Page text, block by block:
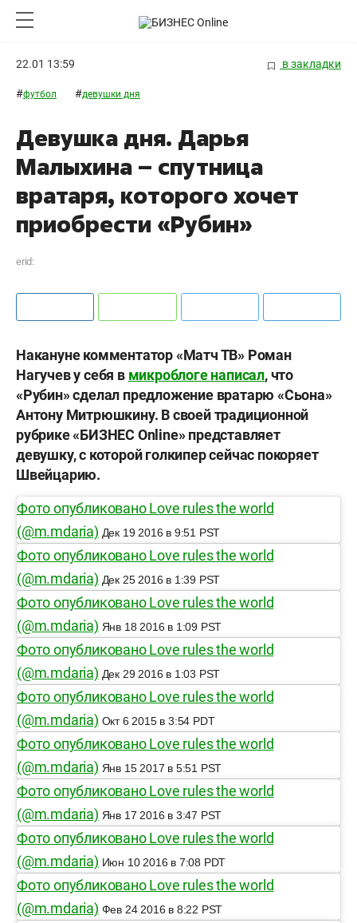
22.01 13:59 в закладки
#футбол #девушки дня
Девушка дня. Дарья
Малыхина – спутница
вратаря, которого хочет
приобрести «Рубин»
erid:
Накануне комментатор «Матч ТВ» Роман
Нагучев у себя в микроблоге написал, что
«Рубин» сделал предложение вратарю «Сьона»
Антону Митрюшкину. В своей традиционной
рубрике «БИЗНЕС Online» представляет
девушку, с которой голкипер сейчас покоряет
Швейцарию.
Фото опубликовано Love rules the world
(@m.mdaria) Дек 19 2016 в 9:51 PST
Фото опубликовано Love rules the world
(@m.mdaria) Дек 25 2016 в 1:39 PST
Фото опубликовано Love rules the world
(@m.mdaria) Янв 18 2016 в 1:09 PST
Фото опубликовано Love rules the world
(@m.mdaria) Дек 29 2016 в 1:03 PST
Фото опубликовано Love rules the world
(@m.mdaria) Окт 6 2015 в 3:54 PDT
Фото опубликовано Love rules the world
(@m.mdaria) Янв 15 2017 в 5:51 PST
Фото опубликовано Love rules the world
(@m.mdaria) Янв 17 2016 в 3:47 PST
Фото опубликовано Love rules the world
(@m.mdaria) Июн 10 2016 в 7:08 PDT
Фото опубликовано Love rules the world
(@m.mdaria) Фев 24 2016 в 8:22 PST